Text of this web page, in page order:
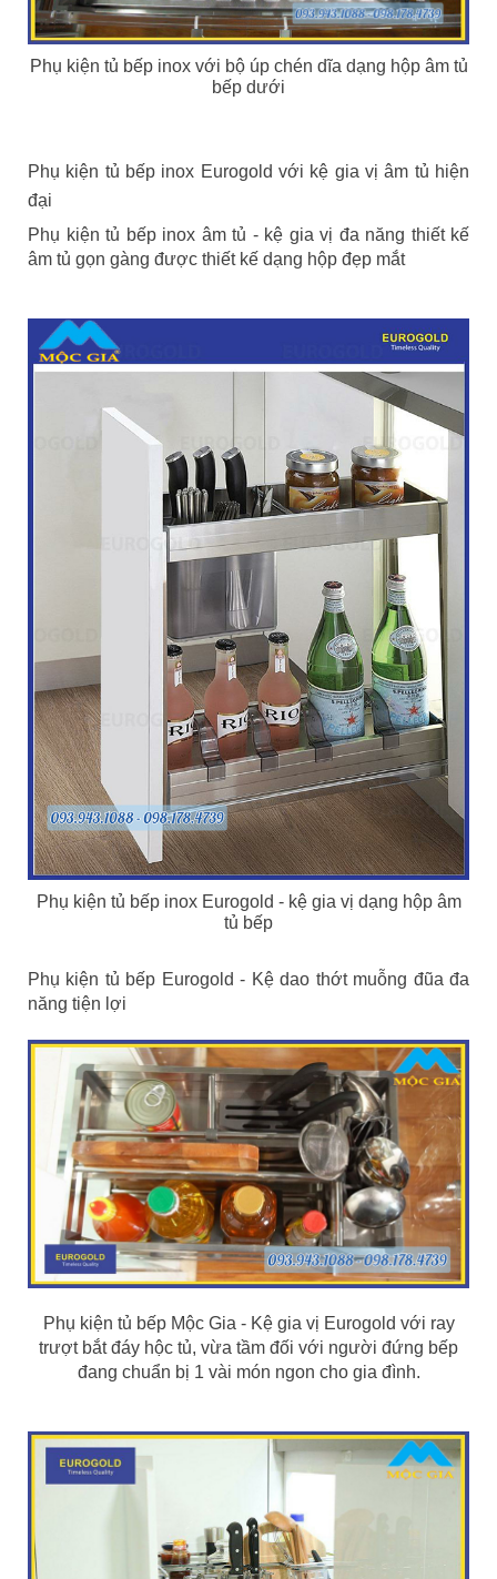
Phụ kiện tủ bếp inox với bộ úp chén dĩa dạng hộp âm tủ
bếp dưới
Phụ kiện tủ bếp inox Eurogold với kệ gia vị âm tủ hiện
đại
Phụ kiện tủ bếp inox âm tủ - kệ gia vị đa năng thiết kế
âm tủ gọn gàng được thiết kế dạng hộp đẹp mắt
Phụ kiện tủ bếp inox Eurogold - kệ gia vị dạng hộp âm
tủ bếp
Phụ kiện tủ bếp Eurogold - Kệ dao thớt muỗng đũa đa
năng tiện lợi
Phụ kiện tủ bếp Mộc Gia - Kệ gia vị Eurogold với ray
trượt bắt đáy hộc tủ, vừa tầm đối với người đứng bếp
đang chuẩn bị 1 vài món ngon cho gia đình.